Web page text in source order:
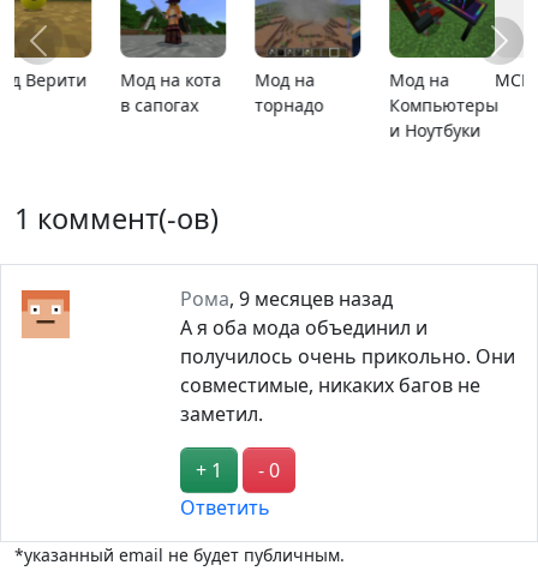
MCPE 26.13 MCPE 26.1
Карта
расширяющийся
Карта ада
1 коммент(-ов)
Рома, 9 месяцев назад
А я оба мода объединил и
получилось очень прикольно. Они
совместимые, никаких багов не
заметил.
+ 1
- 0
Ответить
*указанный email не будет публичным.